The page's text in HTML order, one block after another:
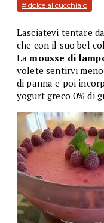
# dolce al cucchiaio
Lasciatevi tentare
che con il suo bel
Lamousse di
volete sentirvi
di panna e poi
yogurt greco 0% di